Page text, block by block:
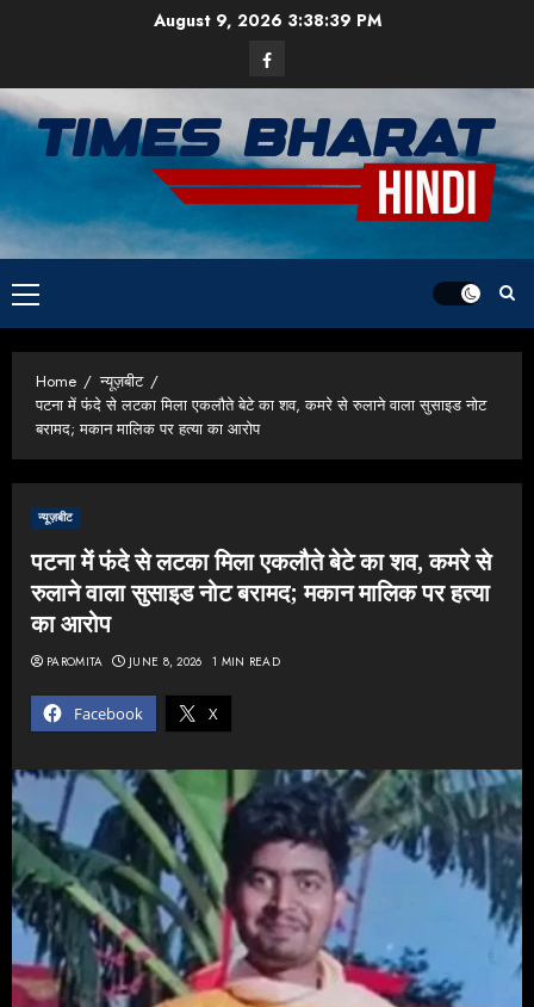
August 9, 2026 3:38:40 PM
Facebook
Primary
Menu
Home
न्यूज़बीट
पटना में फंदे से लटका मिला एकलौते बेटे का शव, कमरे से रुलाने वाला सुसाइड नोट
बरामद; मकान मालिक पर हत्या का आरोप
न्यूज़बीट
पटना में फंदे से लटका मिला एकलौते बेटे का शव, कमरे से
रुलाने वाला सुसाइड नोट बरामद; मकान मालिक पर हत्या
का आरोप
Facebook X
PAROMITA JUNE 8, 2026 1 MIN READ